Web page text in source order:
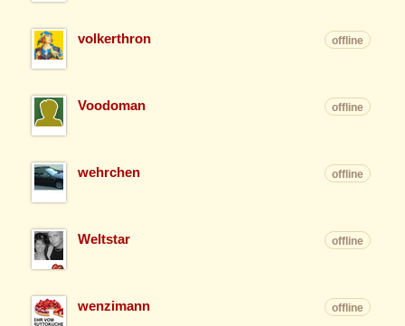
volkerthron offline
Voodoman offline
wehrchen offline
Weltstar offline
wenzimann offline